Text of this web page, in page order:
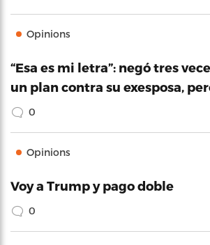
Opinions
“Esa es mi letra”: negó tres
un plan contra su exesposa,
0
Opinions
Voy a Trump y pago doble
0